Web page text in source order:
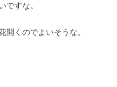
ですな。
開くのでよいそうな。